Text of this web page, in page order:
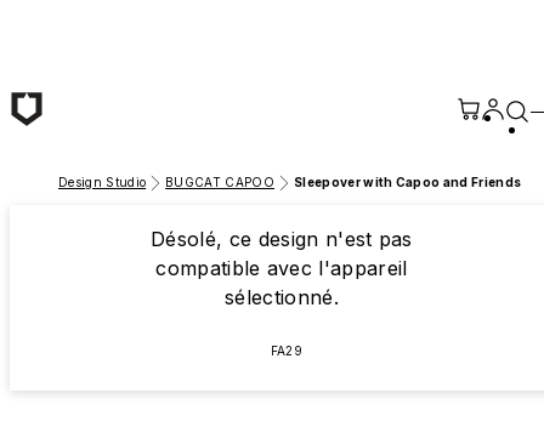
Design Studio BUGCAT CAPOO Sleepover with Capoo and Friends
Désolé, ce design n'est pas
compatible avec l'appareil
sélectionné.
FA29